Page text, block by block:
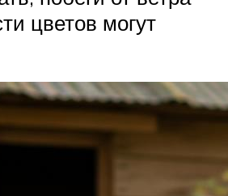
цветов могут